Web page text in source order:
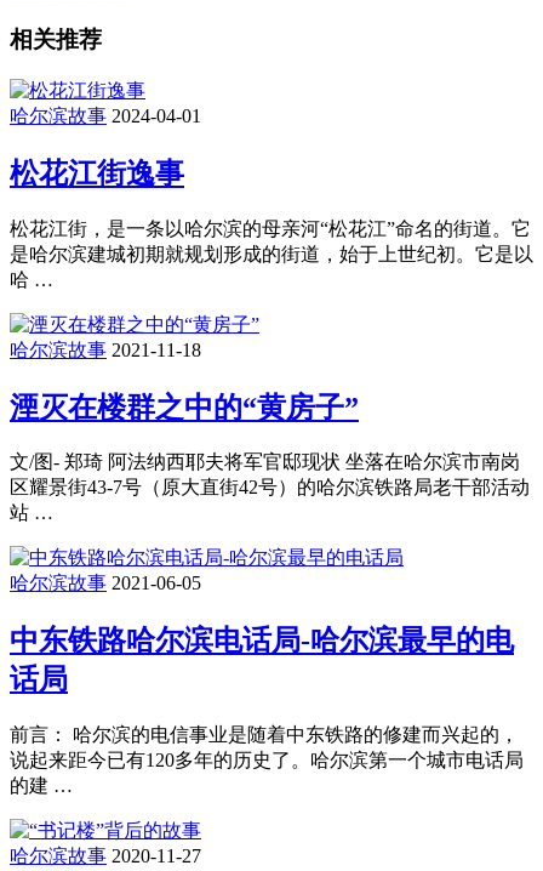
相关推荐
哈尔滨故事 2024-04-01
松花江街逸事
松花江街，是一条以哈尔滨的母亲河“松花江”命名的街道。它
是哈尔滨建城初期就规划形成的街道，始于上世纪初。它是以
哈 …
哈尔滨故事 2021-11-18
湮灭在楼群之中的“黄房子”
文/图- 郑琦 阿法纳西耶夫将军官邸现状 坐落在哈尔滨市南岗
区耀景街43-7号（原大直街42号）的哈尔滨铁路局老干部活动
站 …
哈尔滨故事 2021-06-05
中东铁路哈尔滨电话局-哈尔滨最早的电
话局
前言： 哈尔滨的电信事业是随着中东铁路的修建而兴起的，
说起来距今已有120多年的历史了。哈尔滨第一个城市电话局
的建 …
哈尔滨故事 2020-11-27